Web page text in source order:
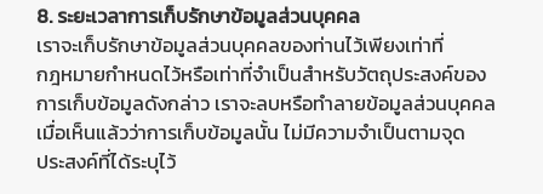
8. ระยะเวลาการเก็บรักษาข้อมูลส่วนบุคคล
เราจะเก็บรักษาข้อมูลส่วนบุคคลของท่านไว้เพียงเท่าที่
กฎหมายกำหนดไว้หรือเท่าที่จำเป็นสำหรับวัตถุประสงค์ของ
การเก็บข้อมูลดังกล่าว เราจะลบหรือทำลายข้อมูลส่วนบุคคล
เมื่อเห็นแล้วว่าการเก็บข้อมูลนั้น ไม่มีความจำเป็นตามจุด
ประสงค์ที่ได้ระบุไว้